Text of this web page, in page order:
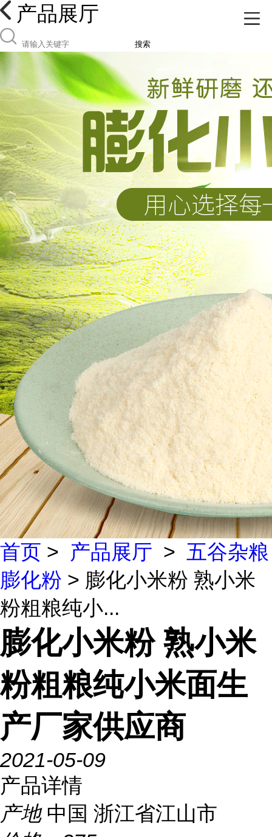
产品展厅
搜索
首页 > 产品展厅 > 五谷杂粮
膨化粉 > 膨化小米粉 熟小米
粉粗粮纯小...
膨化小米粉 熟小米
粉粗粮纯小米面生
产厂家供应商
2021-05-09
产品详情
产地 中国 浙江省江山市